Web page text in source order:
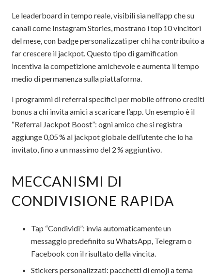
Le leaderboard in tempo reale, visibili sia nell’app che su
canali come Instagram Stories, mostrano i top 10 vincitori
del mese, con badge personalizzati per chi ha contribuito a
far crescere il jackpot. Questo tipo di gamification
incentiva la competizione amichevole e aumenta il tempo
medio di permanenza sulla piattaforma.
I programmi di referral specifici per mobile offrono crediti
bonus a chi invita amici a scaricare l’app. Un esempio è il
“Referral Jackpot Boost”: ogni amico che si registra
aggiunge 0,05 % al jackpot globale dell’utente che lo ha
invitato, fino a un massimo del 2 % aggiuntivo.
MECCANISMI DI
CONDIVISIONE RAPIDA
Tap “Condividi”: invia automaticamente un
messaggio predefinito su WhatsApp, Telegram o
Facebook con il risultato della vincita.
Stickers personalizzati: pacchetti di emoji a tema